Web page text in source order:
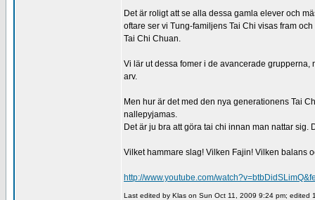
Det är roligt att se alla dessa gamla elever och
oftare ser vi Tung-familjens Tai Chi visas fram
Tai Chi Chuan.
Vi lär ut dessa fomer i de avancerade
arv.
Men hur är det med den nya generationens Tai
nallepyjamas.
Det är ju bra att göra tai chi innan man nattar sig.
Vilket hammare slag! Vilken Fajin! Vilken balans
http://www.youtube.com/
Last edited by Klas on Sun Oct 11, 2009 9:24 pm; edited